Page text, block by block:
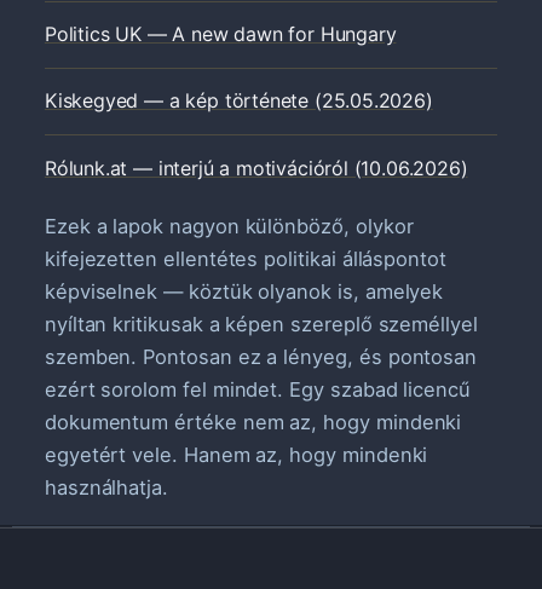
Politics UK — A new dawn for Hungary
Kiskegyed — a kép története (25.05.2026)
Rólunk.at — interjú a motivációról (10.06.2026)
Ezek a lapok nagyon különböző, olykor
kifejezetten ellentétes politikai álláspontot
képviselnek — köztük olyanok is, amelyek
nyíltan kritikusak a képen szereplő személlyel
szemben. Pontosan ez a lényeg, és pontosan
ezért sorolom fel mindet. Egy szabad licencű
dokumentum értéke nem az, hogy mindenki
egyetért vele. Hanem az, hogy mindenki
használhatja.